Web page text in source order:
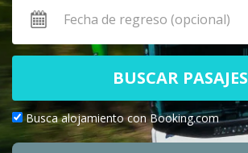
BUSCAR PASAJES
Busca alojamiento con Booking.com